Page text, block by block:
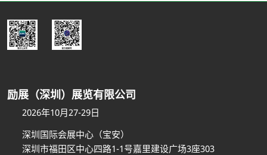
励展（深圳）展览有限公司
2026年10月27-29日
深圳国际会展中心（宝安）
深圳市福田区中心四路1-1号嘉里建设广场3座303